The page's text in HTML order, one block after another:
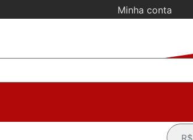
Minha conta